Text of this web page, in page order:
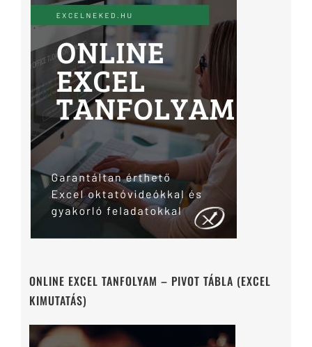
ONLINE EXCEL TANFOLYAM – PIVOT TÁBLA (EXCEL
KIMUTATÁS)